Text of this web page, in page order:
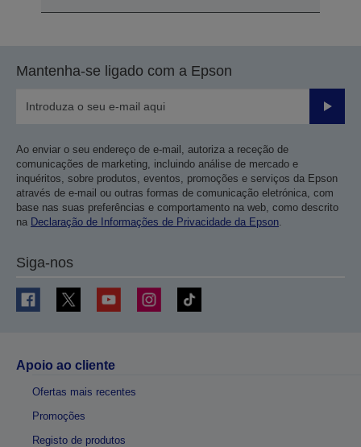
Mantenha-se ligado com a Epson
Enviar
Ao enviar o seu endereço de e-mail, autoriza a receção de
comunicações de marketing, incluindo análise de mercado e
inquéritos, sobre produtos, eventos, promoções e serviços da Epson
através de e-mail ou outras formas de comunicação eletrónica, com
base nas suas preferências e comportamento na web, como descrito
na Declaração de Informações de Privacidade da Epson
Siga-nos
Apoio ao cliente
Ofertas mais recentes
Promoções
Registo de produtos